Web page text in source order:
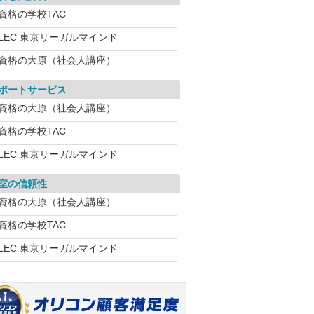
格の学校TAC
東京リーガルマインド
格の大原（社会人講座）
ートサービス
格の大原（社会人講座）
格の学校TAC
東京リーガルマインド
の信頼性
格の大原（社会人講座）
格の学校TAC
東京リーガルマインド